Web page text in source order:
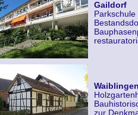
Gaildorf
zur